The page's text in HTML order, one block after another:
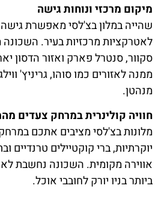
מיקום מרכזי ונוחות גישה
שהייה במלון בצ'לסי מאפשרת גישה
לאטרקציות מרכזיות בעיר.
סקוור, סנטרל פארק ואזור הדסון
ממנה לאזורים כמו סוהו, גריניץ'
מנהטן.
חוויה קולינרית במרחק צעדים
מלונות בצ'לסי מציבים אתכם
יוקרתיות, ברי קוקטיילים
אווירה מקומית. השכונה נחשבת
ביותר בניו יורק לחובבי אוכל.